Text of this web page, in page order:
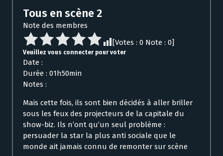
Tous en scène 2
Note des membres
[Votes : 0 Note : 0]
Veuillez vous connecter pour voter
Date :
Durée : 01h50min
Notes :
Mais cette fois, ils sont bien décidés à aller briller
sous les feux des projecteurs de la capitale du
show-biz. Ils n’ont qu’un seul problème :
persuader la star la plus anti sociale que le
monde ait jamais connu de remonter sur scène